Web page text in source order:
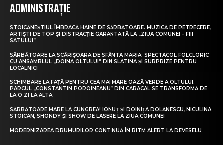
ADMINISTRAȚIE
STOICĂNEȘTIUL ÎMBRACĂ HAINE DE SĂRBĂTOARE. MUZICĂ DE PETRECERE,
ARTIȘTI DE TOP ȘI DISTRACȚIE GARANTATĂ LA „ZIUA COMUNEI – FIII
SATULUI”
SĂRBĂTOARE LA SCĂRIȘOARA DE SFÂNTA MARIA. SPECTACOL FOLCLORIC
CU ANSAMBLUL „DOINA OLTULUI” DIN SLATINA ȘI SURPRIZE PENTRU
LOCALNICI
SCHIMBARE LA FAȚĂ PENTRU CEA MAI MARE OAZĂ VERDE A OLTULUI.
PARCUL „CONSTANTIN POROINEANU” DIN CARACAL SE TRANSFORMĂ DE
LA O ZI LA ALTA
SĂRBĂTOARE MARE LA CUNGREA! IONUȚ ȘI DOINIȚA DOLĂNESCU, NICULINA
STOICAN, SHONDY ȘI SHOW DE LASERE LA ZIUA COMUNEI
MODERNIZAREA DRUMURILOR CONTINUĂ ÎN RITM ALERT LA DEVESELU